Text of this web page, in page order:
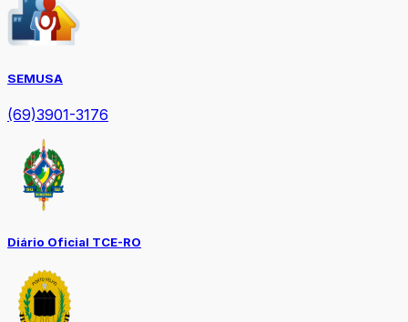
SEMUSA
(69)3901-3176
Diário Oficial TCE-RO